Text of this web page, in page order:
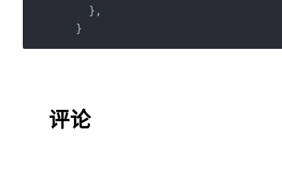
    },
  }
评论